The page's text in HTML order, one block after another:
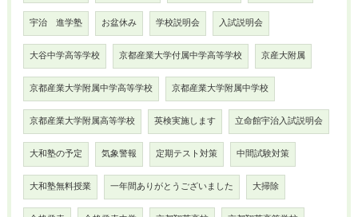
宇治 進学塾 お盆休み 学校説明会 入試説明会
大谷中学高等学校 京都産業大学付属中学高等学校 京産大附属
京都産業大学附属中学高等学校 京都産業大学附属中学校
京都産業大学附属高等学校 英検実施します 立命館宇治入試説明会
大和塾の予定 気象警報 定期テスト対策 中間試験対策
大和塾無料授業 一年間ありがとうございました 大掃除